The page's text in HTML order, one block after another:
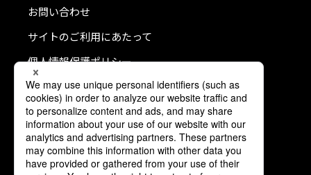
お問い合わせ
サイトのご利用にあたって
個人情報保護ポリシー
クッキーポリシー
利用者情報の外部送信について
ソーシャルメディアポリシー
コミュニティガイドライン